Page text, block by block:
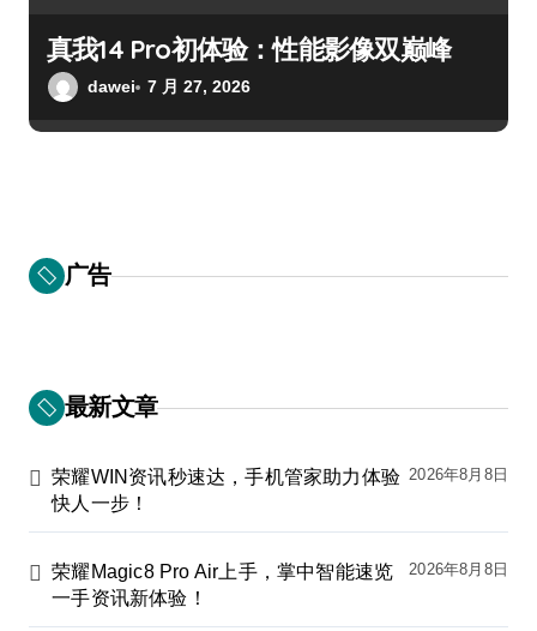
真我14 Pro初体验：性能影像双巅峰
dawei 7 月 27, 2026
广告
最新文章
荣耀WIN资讯秒速达，手机管家助力体验
快人一步！
2026年8月8日
荣耀Magic8 Pro Air上手，掌中智能速览
一手资讯新体验！
2026年8月8日